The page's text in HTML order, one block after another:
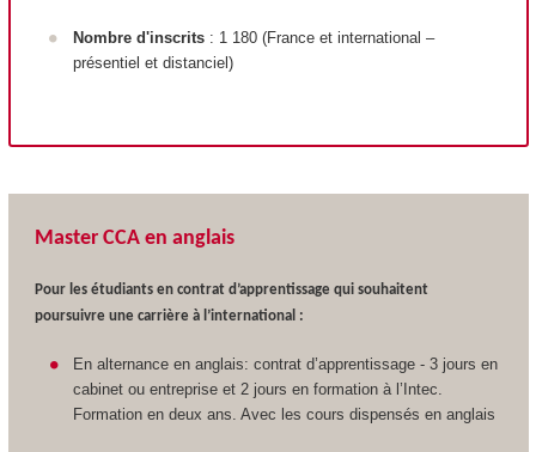
Nombre d'inscrits: 1 180 (France et international –
présentiel et distanciel)
Master CCA en anglais
Pour les étudiants en contrat d’apprentissage qui souhaitent
poursuivre une carrière à l’international :
En alternance en anglais: contrat d’apprentissage - 3 jours en
cabinet ou entreprise et 2 jours en formation à l’Intec.
Formation en deux ans. Avec les cours dispensés en anglais